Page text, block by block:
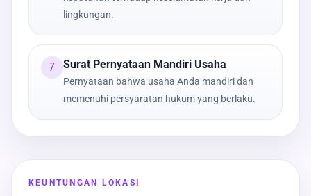
lingkungan.
7 Surat Pernyataan Mandiri Usaha
Pernyataan bahwa usaha Anda mandiri dan
memenuhi persyaratan hukum yang berlaku.
KEUNTUNGAN LOKASI